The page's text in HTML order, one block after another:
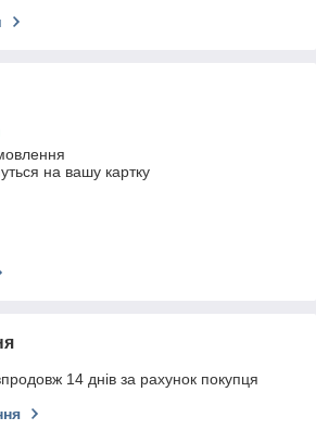
на вашу картку
14 днів за рахунок покупця